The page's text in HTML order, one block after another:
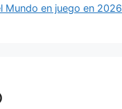
Mundo en juego en 2026